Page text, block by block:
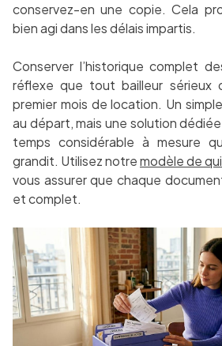
conservez-en une copie. Cela
bien agi dans les délais impartis.
Conserver l’historique complet
réflexe que tout bailleur sérieux
premier mois de location. Un
au départ, mais une solution
temps considérable à mesure
grandit. Utilisez notremodèle de
vous assurer que chaque
et complet.